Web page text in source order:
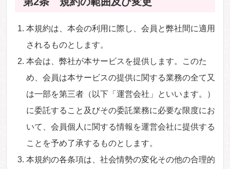
本規約は、本会の利用に際し、会員と弊社間に適用
されるものとします。
本会は、弊社が本サービスを提供します。このた
め、会員は本サービスの提供に関する業務の全て又
は一部を第三者（以下「運営会社」といいます。）
に委託すること及びその委託業務に必要な限度にお
いて、会員個人に関する情報を運営会社に提供する
ことを予め了承するものとします。
本規約の各条項は、社会情勢の変化その他の合理的